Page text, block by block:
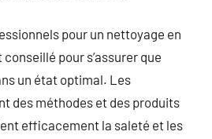
pour un nettoyage en
pour s’assurer que
un état optimal. Les
des méthodes et des produits
efficacement la saleté et les